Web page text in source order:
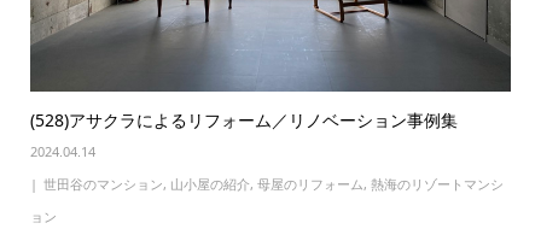
(528)アサクラによるリフォーム／リノベーション事例集
2024.04.14
世田谷のマンション, 山小屋の紹介, 母屋のリフォーム, 熱海のリゾートマンシ
ョン